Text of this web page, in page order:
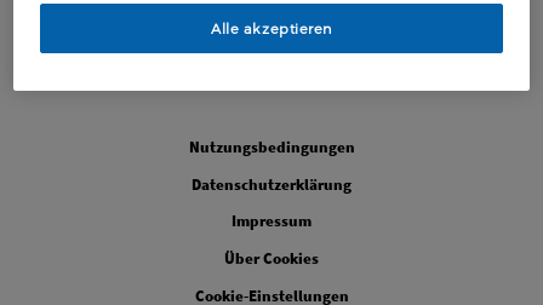
Nutzungsbedingungen
Datenschutzerklärung
Impressum
Über Cookies
Cookie-Einstellungen
Alle akzeptieren